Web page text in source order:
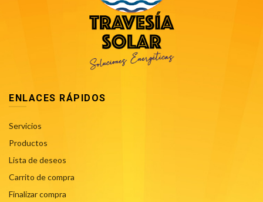
ENLACES RÁPIDOS
Servicios
Productos
Lista de deseos
Carrito de compra
Finalizar compra